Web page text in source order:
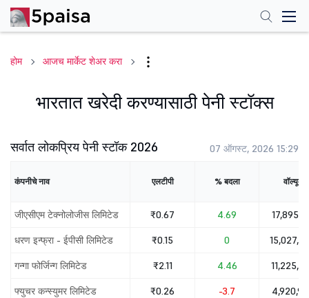
होम आजच मार्केट शेअर करा
भारतात खरेदी करण्यासाठी पेनी स्टॉक्स
सर्वात लोकप्रिय पेनी स्टॉक 2026 07 ऑगस्ट, 2026 15:29
कंपनीचे नाव एलटीपी % बदला वॉल्यूम
जीएसीएम टेक्नोलोजीस लिमिटेड ₹0.67 4.69
धरण इन्फ्रा - ईपीसी लिमिटेड ₹0.15 0
गन्गा फोर्जिन्ग लिमिटेड ₹2.11 4.46
फ्युचर कन्स्युमर लिमिटेड ₹0.26 -3.7